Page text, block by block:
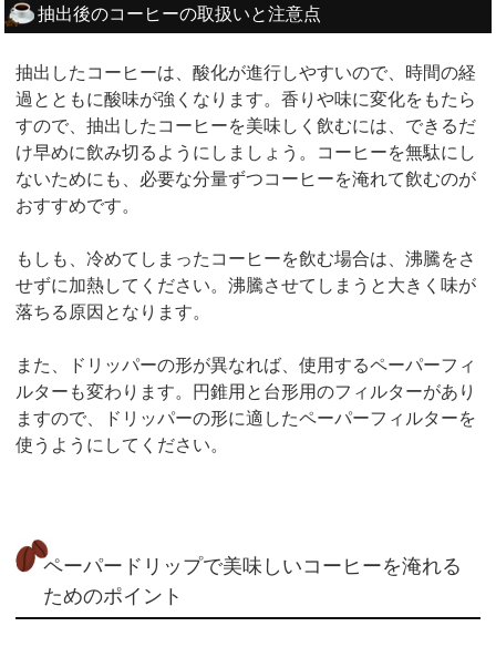
抽出後のコーヒーの取扱いと注意点
抽出したコーヒーは、酸化が進行しやすいので、時間の経
過とともに酸味が強くなります。香りや味に変化をもたら
すので、抽出したコーヒーを美味しく飲むには、できるだ
け早めに飲み切るようにしましょう。コーヒーを無駄にし
ないためにも、必要な分量ずつコーヒーを淹れて飲むのが
おすすめです。
もしも、冷めてしまったコーヒーを飲む場合は、沸騰をさ
せずに加熱してください。沸騰させてしまうと大きく味が
落ちる原因となります。
また、ドリッパーの形が異なれば、使用するペーパーフィ
ルターも変わります。円錐用と台形用のフィルターがあり
ますので、ドリッパーの形に適したペーパーフィルターを
使うようにしてください。
ペーパードリップで美味しいコーヒーを淹れる
ためのポイント